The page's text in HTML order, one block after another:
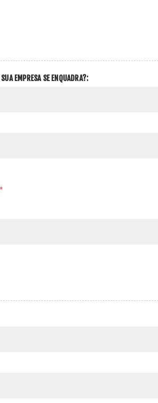
EMPRESA SE ENQUADRA?:
*